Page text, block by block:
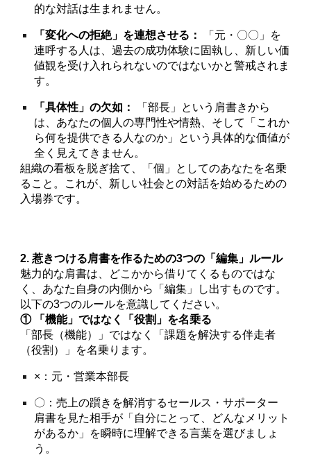
的な対話は生まれません。
「変化への拒絶」を連想させる：
「元・〇〇」を
連呼する人は、過去の成功体験に固執し、新しい価
値観を受け入れられないのではないかと警戒されま
す。
「具体性」の欠如：
「部長」という肩書きから
は、あなたの個人の専門性や情熱、そして「これか
ら何を提供できる人なのか」という具体的な価値が
全く見えてきません。
組織の看板を脱ぎ捨て、「個」としてのあなたを名乗
ること。これが、新しい社会との対話を始めるための
入場券です。
2. 惹きつける肩書を作るための3つの「編集」ルール
魅力的な肩書は、どこかから借りてくるものではな
く、あなた自身の内側から「編集」し出すものです。
以下の3つのルールを意識してください。
① 「機能」ではなく「役割」を名乗る
「部長（機能）」ではなく「課題を解決する伴走者
（役割）」を名乗ります。
×：元・営業本部長
〇：売上の躓きを解消するセールス・サポーター
肩書を見た相手が「自分にとって、どんなメリット
があるか」を瞬時に理解できる言葉を選びましょ
う。